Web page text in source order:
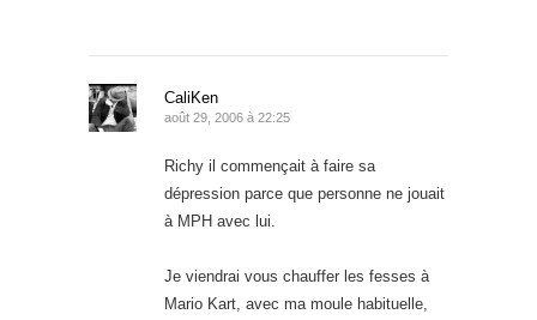
CaliKen
août 29, 2006 à 22:25
Richy il commençait à faire sa
dépression parce que personne ne jouait
à MPH avec lui.
Je viendrai vous chauffer les fesses à
Mario Kart, avec ma moule habituelle,